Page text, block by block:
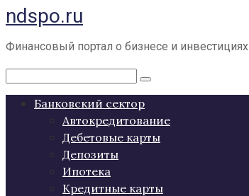
Перейти
к
контенту
ndspo.ru
Финансовый портал о бизнесе и инвестициях
Поиск:
Банковский сектор
Автокредитование
Дебетовые карты
Депозиты
Ипотека
Кредитные карты